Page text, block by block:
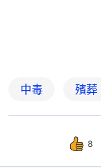
中毒 殯葬
8